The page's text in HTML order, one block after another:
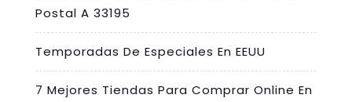
Postal A 33195
Temporadas De Especiales En EEUU
7 Mejores Tiendas Para Comprar Online En